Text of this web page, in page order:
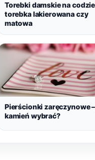
Torebki damskie na
torebka lakierowana czy
matowa
Pierścionki zaręczynowe
kamień wybrać?